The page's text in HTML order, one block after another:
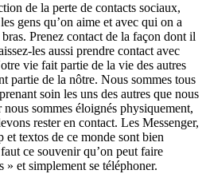
de la perte de contacts sociaux,
gens qu’on aime et avec qui on a
Prenez contact de la façon dont il
les aussi prendre contact avec
vie fait partie de la vie des autres
partie de la nôtre. Nous sommes tous
soin les uns des autres que nous
sommes éloignés physiquement,
rester en contact. Les Messenger,
textos de ce monde sont bien
ce souvenir qu’on peut faire
» et simplement se téléphoner.